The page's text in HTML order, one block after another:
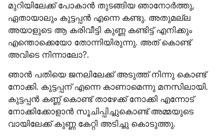
മുറിയിലേക്ക് പോകാൻ തുടങ്ങിയ ഞാനോർത്തു,
ഏതായാലും കുട്ടപ്പൻ എന്നെ കണ്ടു. അതുമല്ല
അയാളുടെ ആ കരിവീട്ടി കുണ്ണ കണ്ടിട്ട് എനിക്കും
എന്തൊക്കെയോ തോന്നിയിരുന്നു. അത് കൊണ്ട്
അവിടെ നിന്നാലോ?.
ഞാൻ പതിയെ ജനലിലേക്ക് അടുത്ത് നിന്നു കൊണ്ട്
നോക്കി. കുട്ടപ്പന് എന്നെ കാണാമെന്നു മനസിലായി.
കുട്ടപ്പൻ കണ്ണ് കൊണ്ട് താഴേക്ക് നോക്കി എന്നോട്
നോക്കിക്കോളാൻ സൂചിപ്പിച്ചുകൊണ്ട് അമ്മയുടെ
വായിലേക്ക് കുണ്ണ കേറ്റി അടിച്ചു കൊടുത്തു.